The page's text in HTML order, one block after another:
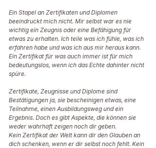
Ein Stapel an Zertifikaten und Diplomen
beeindruckt mich nicht. Mir selbst war es nie
wichtig ein Zeugnis oder eine Befähigung für
etwas zu erhalten. Ich teile was ich fühle, was ich
erfahren habe und was ich aus mir heraus kann.
Ein Zertifikat für was auch immer ist für mich
bedeutungslos, wenn ich das Echte dahinter nicht
spüre.
Zertifikate, Zeugnisse und Diplome sind
Bestätigungen ja, sie bescheinigen etwas, eine
Teilnahme, einen Ausbildungsweg und ein
Ergebnis. Doch es gibt Aspekte, die können sie
weder wahrhaft zeigen noch dir geben.
Kein Zertifikat der Welt kann dir den Glauben an
dich schenken, wenn er dir selbst noch fehlt. Kein